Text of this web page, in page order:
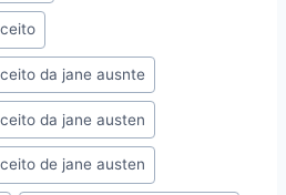
da jane ausnte
da jane austen
de jane austen